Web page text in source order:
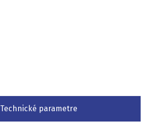
Technické parametre